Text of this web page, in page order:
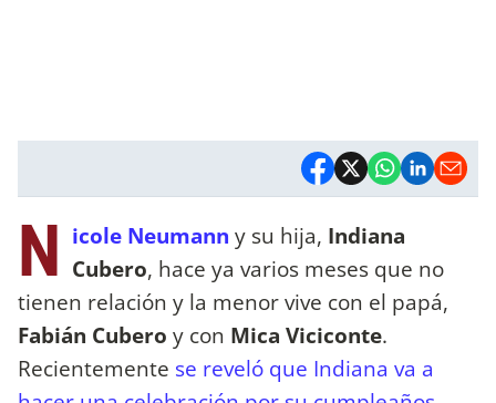
N icole Neumann y su hija, Indiana
Cubero, hace ya varios meses que no
tienen relación y la menor vive con el papá,
Fabián Cubero y con Mica Viciconte.
Recientemente se reveló que Indiana va a